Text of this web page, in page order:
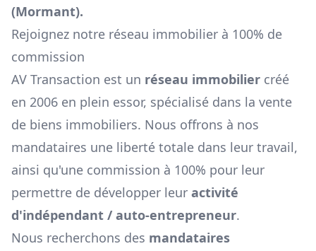
(Mormant).
Rejoignez notre réseau immobilier à 100% de
commission
AV Transaction est un réseau immobilier créé
en 2006 en plein essor, spécialisé dans la vente
de biens immobiliers. Nous offrons à nos
mandataires une liberté totale dans leur travail,
ainsi qu'une commission à 100% pour leur
permettre de développer leur activité
d'indépendant / auto-entrepreneur.
Nous recherchons des mandataires